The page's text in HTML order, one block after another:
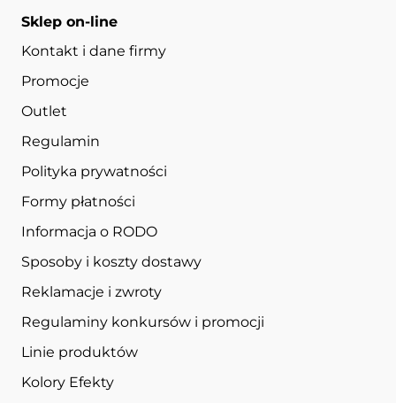
Sklep on-line
Kontakt i dane firmy
Promocje
Outlet
Regulamin
Polityka prywatności
Formy płatności
Informacja o RODO
Sposoby i koszty dostawy
Reklamacje i zwroty
Regulaminy konkursów i promocji
Linie produktów
Kolory Efekty